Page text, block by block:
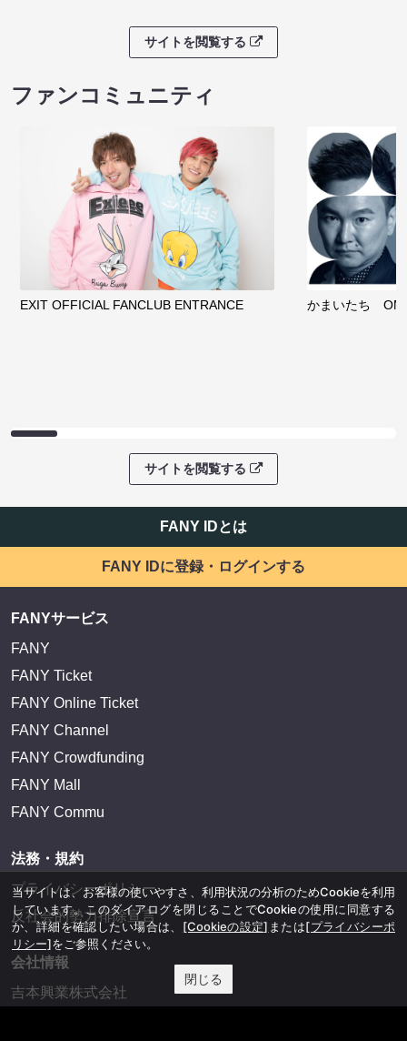
サイトを閲覧する
ファンコミュニティ
EXIT OFFICIAL FANCLUB ENTRANCE かまいたち
サイトを閲覧する
FANY IDとは
FANY IDに登録・ログインする
FANYサービス
FANY
FANY Ticket
FANY Online Ticket
FANY Channel
FANY Crowdfunding
FANY Mall
FANY Commu
法務・規約
プライバシーポリシー
反社会的勢力排除宣言
会社情報
吉本興業株式会社
当サイトは、お客様の使いやすさ、利用状況の分析のためCookieを利用
しています。このダイアログを閉じることでCookieの使用に同意する
か、詳細を確認したい場合は、 [Cookieの設定] または[プライバシーポ
リシー]をご参照ください。
閉じる